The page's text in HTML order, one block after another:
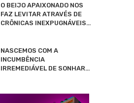
O BEIJO APAIXONADO NOS
FAZ LEVITAR ATRAVÉS DE
CRÔNICAS INEXPUGNÁVEIS…
NASCEMOS COM A
INCUMBÊNCIA
IRREMEDIÁVEL DE SONHAR…